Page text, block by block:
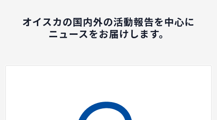
オイスカの国内外の活動報告を中心に
ニュースをお届けします。